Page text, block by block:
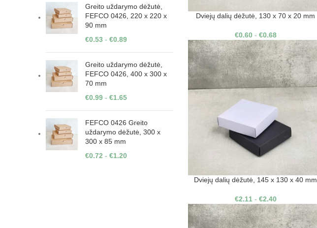
Greito uždarymo dėžutė,
FEFCO 0426, 220 x 220 x
90 mm
€0.53 - €0.89
Greito uždarymo dėžutė,
FEFCO 0426, 400 x 300 x
70 mm
€0.99 - €1.65
FEFCO 0426 Greito
uždarymo dėžutė, 300 x
300 x 85 mm
€0.72 - €1.20
Dviejų dalių dėžutė, 130 x 70 x 20 mm
€0.60- €0.68
Dviejų dalių dėžutė, 145 x 130 x 40 mm
€2.11- €2.40